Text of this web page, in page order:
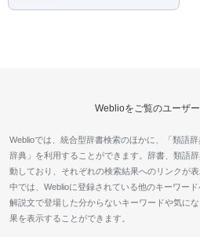
Weblioをご覧のユーザ
Weblioでは、統合型辞書検索のほかに、「類語
辞典」を利用することができます。辞書、類語
動しており、それぞれの検索結果へのリンクが
中では、Weblioに登録されている他のキーワー
解説文で登場した分からないキーワードや気に
果を表示することができます。